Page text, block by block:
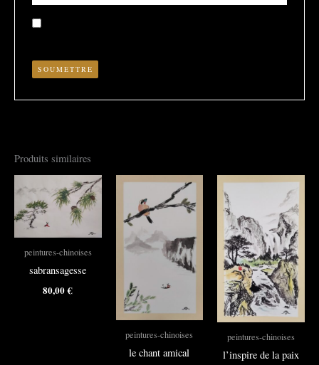
Produits similaires
peintures-chinoises
sabransagesse
80,00€
peintures-chinoises
le chant amical
peintures-chinoises
l’inspire de la paix